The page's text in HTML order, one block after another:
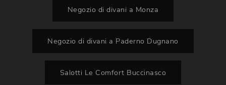
Negozio di divani a Monza
Negozio di divani a Paderno Dugnano
Salotti Le Comfort Buccinasco